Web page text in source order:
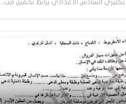
السادس الاعدادي برابط تحميل مب…